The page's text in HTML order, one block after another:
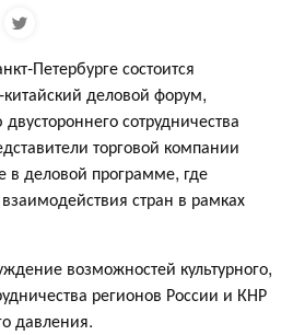
Петербурге состоится
деловой форум,
сотрудничества
торговой компании
деловой программе, где
стран в рамках
возможностей культурного,
регионов России и КНР
давления.